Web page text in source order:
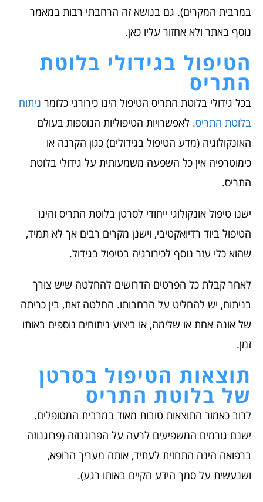
במרבית המקרים). גם בנושא זה הרחבתי רבות במאמר
נוסף באתר ולא אחזור עליו כאן.
הטיפול בגידולי בלוטת
התריס
בכל גידולי בלוטת התריס הטיפול הינו כירורגי כלומר ניתוח
בלוטת התריס. לאפשרויות הטיפוליות הנוספות בעולם
האונקולוגיה (מדע הטיפול בגידולים) כגון הקרנה או
כימוטרפיה אין כל השפעה משמעותית על גידולי בלוטת
התריס.
ישנו טיפול אונקולוגי ייחודי לסרטן בלוטת התריס והינו
הטיפול ביוד רדיואקטיבי, וישנן מקרים רבים אך לא תמיד,
שהוא כלי עזר נוסף לכירורגיה בטיפול בגידול.
לאחר קבלת כל הפרטים הדרושים להחלטה שיש צורך
בניתוח, יש להחליט על הרחבותו. החלטה זאת, בין כריתה
של אונה אחת או שלימה, או ביצוע ניתוחים נוספים באותו
זמן.
תוצאות הטיפול בסרטן
של בלוטת התריס
לרוב כאמור התוצאות טובות מאוד במרבית המטופלים.
ישנם גורמים המשפיעים לרעה על הפרוגנוזה (פרוגנוזה
ברפואה הינה התחזית לעתיד, אותה מעריך הרופא,
ושנעשית על סמך הידע הקיים באותו רגע).